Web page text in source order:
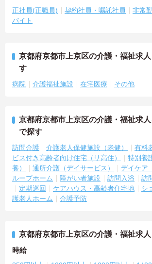
正社員(正職員) 契約社員・嘱託社員
非常
バイト
京都府京都市上京区の介護・福祉求
す
病院 介護福祉施設 在宅医療 その他
京都府京都市上京区の介護・福祉求
で探す
訪問介護 介護老人保健施設（老健） 有料
ビス付き高齢者向け住宅（サ高住）
特別養
養）
通所介護（デイサービス） デイケア
ループホーム
障がい者施設 訪問入浴 訪
定期巡回
ケアハウス・高齢者住宅地 シ
護老人ホーム
介護予防
京都府京都市上京区の介護・福祉求
時給